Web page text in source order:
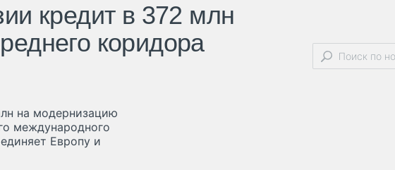
кредит в 372 млн
коридора
на модернизацию
международного
Европу и